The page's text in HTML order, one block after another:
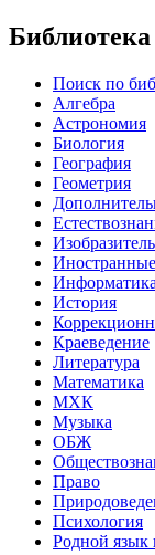
Библиотека
Поиск по
Алгебра
Астрономия
Биология
География
Геометрия
История
Краеведение
Литература
Математика
МХК
Музыка
ОБЖ
Право
Психология
Родной язык